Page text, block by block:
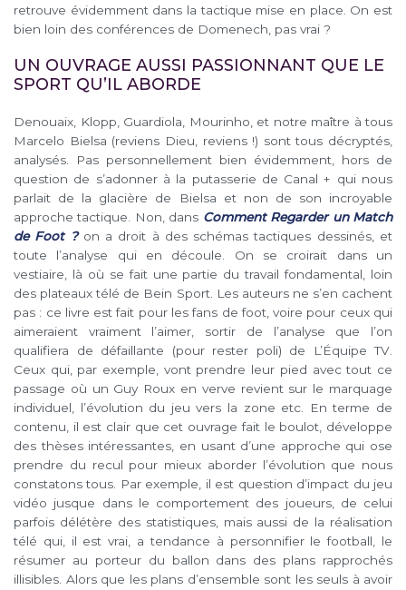
retrouve évidemment dans la tactique mise en place. On est
bien loin des conférences de Domenech, pas vrai ?
UN OUVRAGE AUSSI PASSIONNANT QUE LE
SPORT QU’IL ABORDE
Denouaix, Klopp, Guardiola, Mourinho, et notre maître à tous
Marcelo Bielsa (reviens Dieu, reviens !) sont tous décryptés,
analysés. Pas personnellement bien évidemment, hors de
question de s’adonner à la putasserie de Canal + qui nous
parlait de la glacière de Bielsa et non de son incroyable
approche tactique. Non, dans Comment Regarder un Match
de Foot ?on a droit à des schémas tactiques dessinés, et
toute l’analyse qui en découle. On se croirait dans un
vestiaire, là où se fait une partie du travail fondamental, loin
des plateaux télé de Bein Sport. Les auteurs ne s’en cachent
pas : ce livre est fait pour les fans de foot, voire pour ceux qui
aimeraient vraiment l’aimer, sortir de l’analyse que l’on
qualifiera de défaillante (pour rester poli) de L’Équipe TV.
Ceux qui, par exemple, vont prendre leur pied avec tout ce
passage où un Guy Roux en verve revient sur le marquage
individuel, l’évolution du jeu vers la zone etc. En terme de
contenu, il est clair que cet ouvrage fait le boulot, développe
des thèses intéressantes, en usant d’une approche qui ose
prendre du recul pour mieux aborder l’évolution que nous
constatons tous. Par exemple, il est question d’impact du jeu
vidéo jusque dans le comportement des joueurs, de celui
parfois délétère des statistiques, mais aussi de la réalisation
télé qui, il est vrai, a tendance à personnifier le football, le
résumer au porteur du ballon dans des plans rapprochés
illisibles. Alors que les plans d’ensemble sont les seuls à avoir